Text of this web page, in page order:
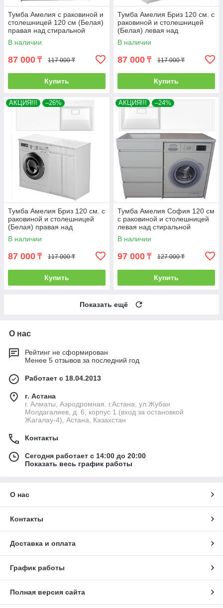
Тумба Амелия с раковиной и
столешницей 120 см (Белая)
правая над стиральной
машиной. РФ
В наличии
87 000 ₸ 117 000 ₸
Купить
Тумба Амелия Бриз 120 см. с
раковиной и столешницей
(Белая) левая над
стиральной машиной. РФ
В наличии
87 000 ₸ 117 000 ₸
Купить
АКЦИЯ!!! –26%
Тумба Амелия Бриз 120 см. с
раковиной и столешницей
(Белая) правая над
стиральной машиной. РФ
В наличии
87 000 ₸ 117 000 ₸
Купить
АКЦИЯ!!! –24%
Тумба Амелия София 120 см
с раковиной и столешницей
левая над стиральной
машиной. РФ
В наличии
97 000 ₸ 127 000 ₸
Купить
Показать ещё
О нас
Рейтинг не сформирован
Менее 5 отзывов за последний год
Работает с 18.04.2013
г. Астана
г. Алматы, Аэродромная. г.Астана, ул.Жубан
Молдагалиев, д. 6, корпус 1.(вход за остановкой
Жагалау-4), Астана, Казахстан
Контакты
Сегодня работает с 14:00 до 20:00
Показать весь график работы
О нас
Контакты
Доставка и оплата
График работы
Полная версия сайта